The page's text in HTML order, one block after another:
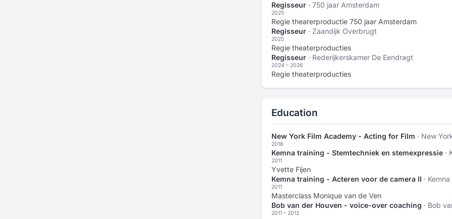
Regisseur · 750 jaar Amsterdam
2025
Regie thearerproductie 750 jaar Amsterdam
Regisseur · Zaandijk Overbrugt
2025
Regie theaterproducties
Regisseur · Rederijkerskamer De Eendragt
2024 – 2026
Regie theaterproducties
Education
New York Film Academy - Acting for Film · New
2016
Kemna training - Stemtechniek en stemexpressie ·
2011
Yvette Fijen
Kemna training - Acteren voor de camera II ·
2011
Masterclass Monique van de Ven
Bob van der Houven - voice-over coaching · Bob
2011 – 2012